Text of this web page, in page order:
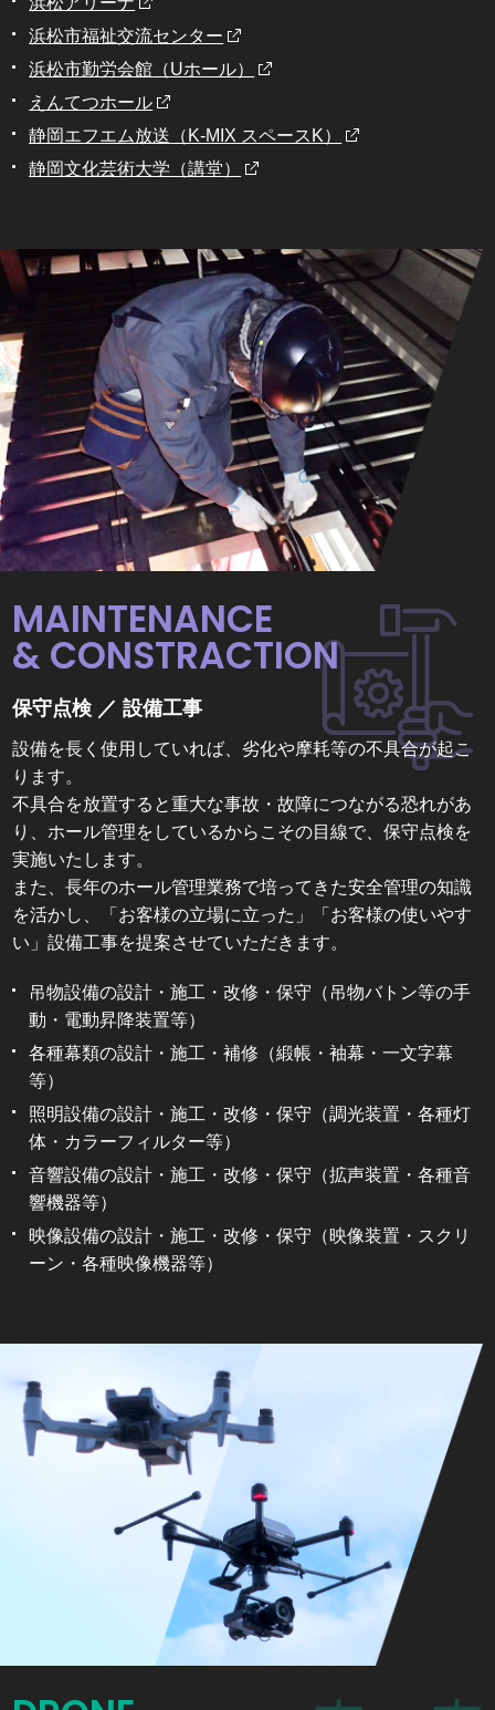
浜松市福祉交流センター
浜松市勤労会館 （Uホール）
えんてつホール
静岡エフエム放送 （K-MIX スペースK）
静岡文化芸術大学（講堂）
MAINTENANCE
& CONSTRACTION
保守点検 ／ 設備工事
設備を長く使用していれば、劣化や摩耗等の不具合が起こ
ります。
不具合を放置すると重大な事故・故障につながる恐れがあ
り、ホール管理をしているからこその目線で、保守点検を
実施いたします。
また、長年のホール管理業務で培ってきた安全管理の知識
を活かし、「お客様の立場に立った」「お客様の使いやす
い」設備工事を提案させていただきます。
吊物設備の設計・施工・改修・保守（吊物バトン等の手
動・電動昇降装置等）
各種幕類の設計・施工・補修（緞帳・袖幕・一文字幕
等）
照明設備の設計・施工・改修・保守（調光装置・各種灯
体・カラーフィルター等）
音響設備の設計・施工・改修・保守（拡声装置・各種音
響機器等）
映像設備の設計・施工・改修・保守（映像装置・スクリ
ーン・各種映像機器等）